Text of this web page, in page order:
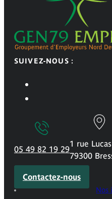
SUIVEZ-NOUS :
05 49 82 19 29
1 rue Lucas
79300
Contactez-nous
Nos